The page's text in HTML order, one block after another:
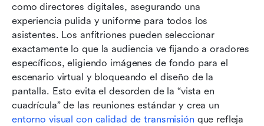
como directores digitales, asegurando una
experiencia pulida y uniforme para todos los
asistentes. Los anfitriones pueden seleccionar
exactamente lo que la audiencia ve fijando a oradores
específicos, eligiendo imágenes de fondo para el
escenario virtual y bloqueando el diseño de la
pantalla. Esto evita el desorden de la “vista en
entorno visual con calidad de transmisión que refleja